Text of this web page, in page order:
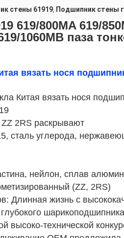
стены 61919, Подшипник стены
619/800MA 619/
1060MB паза
вязать нося
Китая вязать нося
2RS раскрывают
сталь углерода,
нейлон, сплав
(ZZ, 2RS)
Длинная жизнь с
высоко-технической